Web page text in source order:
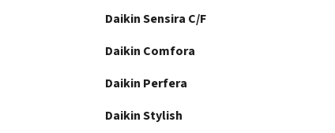
Daikin Sensira C/F
Daikin Comfora
Daikin Perfera
Daikin Stylish